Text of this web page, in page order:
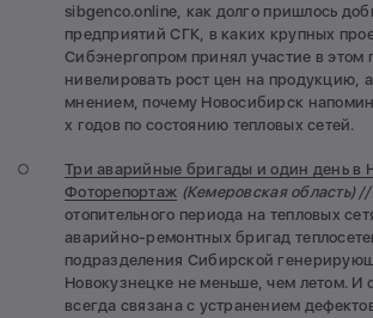
sibgenco.online, как долго пришлось
предприятий СГК, в каких крупных
Сибэнергопром принял участие в этом
нивелировать рост цен на продукцию,
мнением, почему Новосибирск
х годов по состоянию тепловых сетей.
Три аварийные бригады и один день в
Фоторепортаж (Кемеровская область) //
отопительного периода на тепловых
аварийно-ремонтных бригад
подразделения Сибирской
Новокузнецке не меньше, чем летом. И
всегда связана с устранением